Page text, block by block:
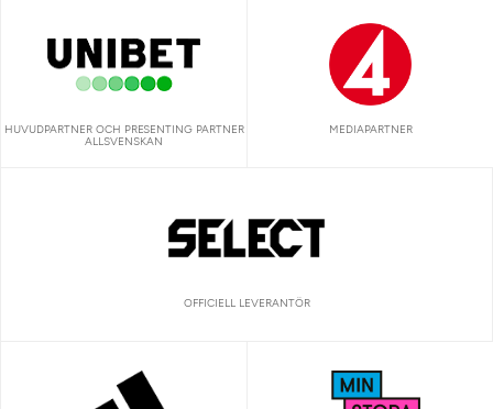
HUVUDPARTNER OCH PRESENTING PARTNER
ALLSVENSKAN
MEDIAPARTNER
OFFICIELL LEVERANTÖR